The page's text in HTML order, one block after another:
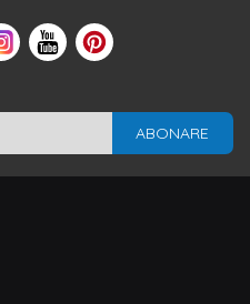
ABONARE